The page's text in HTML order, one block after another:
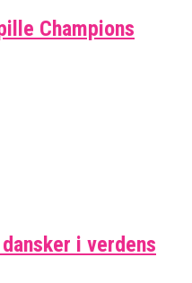
Champions
i verdens